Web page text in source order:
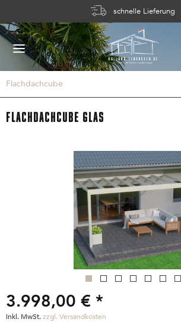
schnelle Lieferung
Flachdachcube
Flachdachcube Glas
3.998,00 € *
inkl. MwSt.zzgl. Versandkosten